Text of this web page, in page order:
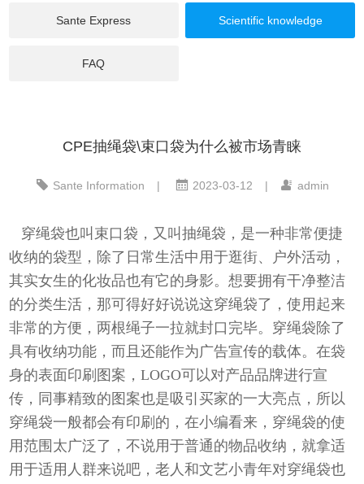
Sante Express Scientific knowledge
FAQ
CPE抽绳袋\束口袋为什么被市场青睐
Sante Information | 2023-03-12 | admin
穿绳袋也叫束口袋， 又叫抽绳袋， 是一种非常便捷
收纳的袋型，除了日常生活中用于逛街、户外活动，
其实女生的化妆品也有它的身影。想要拥有干净整洁
的分类生活，那可得好好说说这穿绳袋了 ，使用起来
非常的方便，两根绳子一拉就封口完毕。穿绳袋除了
具有收纳功能，而且还能作为广告宣传的载体。在袋
身的表面印刷图案，LOGO可以对产品品牌进行宣
传，同事精致的图案也是吸引买家的一大亮点，所以
穿绳袋一般都会有印刷的，在小编看来，穿绳袋的使
用范围太广泛了，不说用于普通的物品收纳，就拿适
用于适用人群来说吧，老人和文艺小青年对穿绳袋也